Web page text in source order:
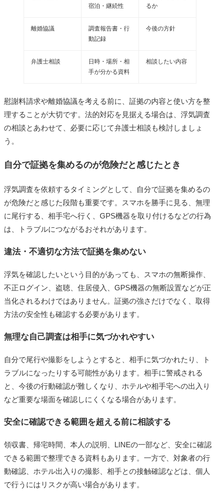
宿泊・継続性
るか
離婚協議
調査報告書・行
動記録
今後の方針
弁護士相談
日時・場所・相
手が分かる資料
相談したい内容
慰謝料請求や離婚協議を考える前に、証拠の内容と使い方を整
理することが大切です。法的対応を見据える場合は、浮気調査
の相談とあわせて、必要に応じて弁護士相談も検討しましょ
う。
自分で証拠を集めるのが危険だと感じたとき
浮気調査を依頼するタイミングとして、自分で証拠を集めるの
が危険だと感じた段階も重要です。スマホを勝手に見る、無理
に尾行する、相手宅へ行く、GPS機器を取り付けるなどの行為
は、トラブルにつながるおそれがあります。
違法・不適切な方法で証拠を集めない
浮気を確認したいという目的があっても、スマホの無断操作、
不正ログイン、盗聴、住居侵入、GPS機器の無断設置などが正
当化されるわけではありません。証拠の強さだけでなく、取得
方法の安全性も確認する必要があります。
無理な自己調査は相手に気づかれやすい
自分で尾行や撮影をしようとすると、相手に気づかれたり、ト
ラブルになったりする可能性があります。相手に警戒される
と、今後の行動確認が難しくなり、ホテルや相手宅への出入り
など重要な場面を確認しにくくなる場合があります。
安全に確認できる範囲を超える前に相談する
領収書、帰宅時間、本人の説明、LINEの一部など、安全に確認
できる範囲で整理できる資料もあります。一方で、対象者の行
動確認、ホテル出入りの撮影、相手との接触確認などは、個人
で行うにはリスクが高い場合があります。